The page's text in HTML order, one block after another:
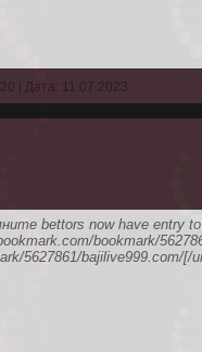
| Дата: 11.07.2023
bettors now have entry
bookmark/
5627861/bajilive999.com/[/